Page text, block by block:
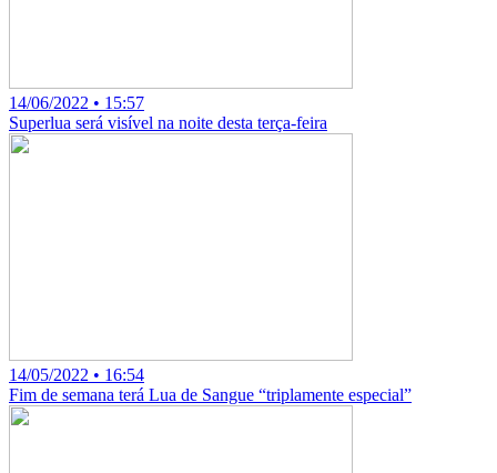
14/06/2022 • 15:57
Superlua será visível na noite desta terça-feira
14/05/2022 • 16:54
Fim de semana terá Lua de Sangue “triplamente especial”